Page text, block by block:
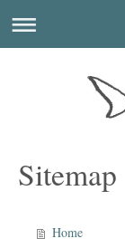
Sitemap
Home